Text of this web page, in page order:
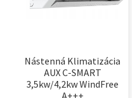
Nástenná Klimatizácia
AUX C-SMART
3,5kw/4,2kw WindFree
A+++